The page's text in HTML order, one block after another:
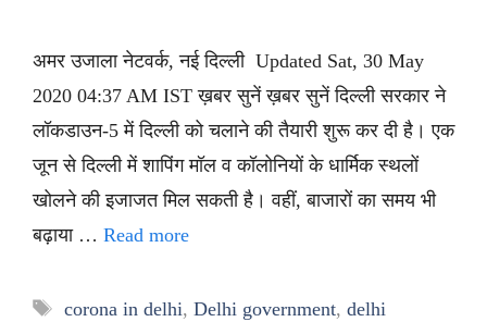
अमर उजाला नेटवर्क, नई दिल्ली Updated Sat, 30 May
2020 04:37 AM IST ख़बर सुनें ख़बर सुनें दिल्ली सरकार ने
लॉकडाउन-5 में दिल्ली को चलाने की तैयारी शुरू कर दी है। एक
जून से दिल्ली में शापिंग मॉल व कॉलोनियों के धार्मिक स्थलों
खोलने की इजाजत मिल सकती है। वहीं, बाजारों का समय भी
बढ़ाया … Read more
Tags
corona in delhi, Delhi government, delhi